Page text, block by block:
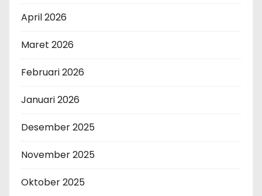
April 2026
Maret 2026
Februari 2026
Januari 2026
Desember 2025
November 2025
Oktober 2025